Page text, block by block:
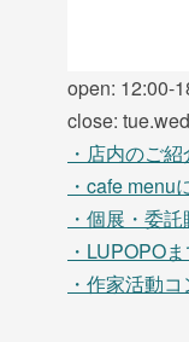
open: 12:00-
close: tue.wed
・店内のご紹
・cafe menu
・個展・委
・LUPOPO
・作家活動